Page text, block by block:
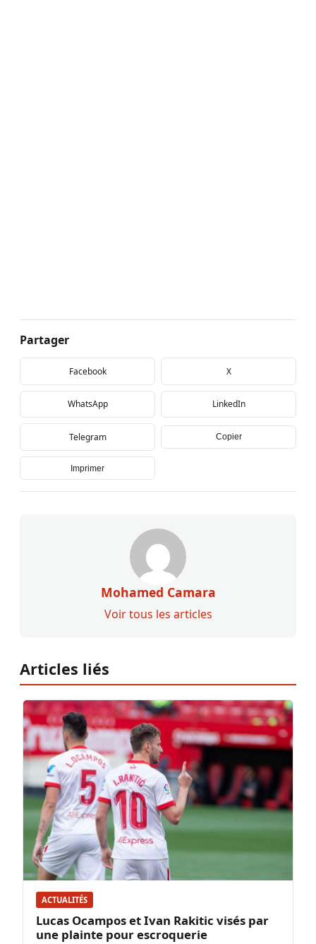
Partager
Facebook X
WhatsApp LinkedIn
Telegram Copier
Imprimer
Mohamed Camara
Voir tous les articles
Articles liés
ACTUALITÉS
Lucas Ocampos et Ivan Rakitic visés par
une plainte pour escroquerie